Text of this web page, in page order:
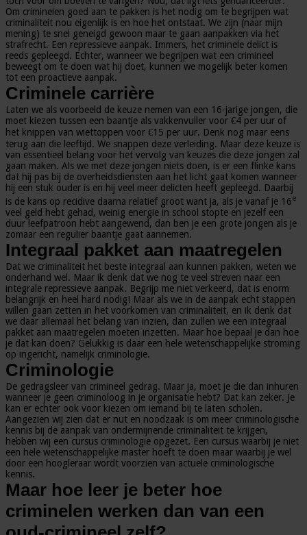
Om criminelen goed aan te pakken is het nodig om te begrijpen wat
criminaliteit nou eigenlijk is en hoe het ontstaat. We zijn (naar mijn
mening) te snel geneigd gewoon maar te gaan aanpakken via het
strafrecht. Een repressieve aanpak. Immers, het criminele delict is
reeds gepleegd. Echter, wanneer we begrijpen wat een crimineel
beweegt om te doen wat hij doet, kunnen we mogelijk beter komen
tot een proactieve aanpak.
Criminele carrière
Laten we als voorbeeld de keuze nemen van een 16-jarige jongen, die
moet kiezen tussen een baantje als vakkenvuller voor €4 per uur of
het knippen van wiettoppen voor €15 per uur. Denk nog maar eens
terug aan die leeftijd. We snappen deze verleiding. Maar deze keuze is
van essentieel belang voor het vervolg van keuzes die deze jongen zal
gaan maken. Als we met deze jongen niets doen, is er een flinke kans
dat hij pas bij de overheidsdiensten aan het licht gaat komen wanneer
hij een stuk ouder is en hij veel meer delicten heeft gepleegd. Daarbij
is de kans op recidive daarna relatief groot want ja, als je vanaf je 16e
veel geld hebt gehad, weinig energie in school stopte en jezelf een
duur leefpatroon hebt aangewend, dan ben je een grote jongen als je
zomaar een regulier baantje gaat aannemen.
Integraal pakket aan maatregelen
Dat we criminaliteit het beste integraal aan kunnen pakken, weten we
onderhand wel. Maar ik denk dat we nog te veel streven naar een
integrale repressieve aanpak. Begrijp me niet verkeerd, dat is enorm
belangrijk en heel hard nodig! Maar als we in de aanpak echt stappen
willen gaan zetten in het voorkomen van criminaliteit, en ik denk dat
we daar allemaal het belang van inzien, dan zullen we een integraal
pakket aan maatregelen moeten inzetten. Maar hoe bepaal je dan hoe
je dat kan doen? Gelukkig is daar een hele wetenschappelijke stroming
op ingericht, namelijk criminologie.
Criminologie
De gedragsleer van crimineel gedrag. Maar ja, moet je die dan inhuren
wanneer je geen criminoloog in je organisatie hebt? Dat kan zeker. Je
kan er echter ook voor kiezen om iemand bij te laten scholen.
Aangezien wij zien dat er nut en noodzaak is om meer criminologische
kennis bij de aanpak van ondermijnende criminaliteit te krijgen,
hebben wij een cursus criminologie opgezet. Een cursus waarbij je niet
een hele wetenschappelijke master hoeft te doen maar waarbij je wel
door een hoogleraar wordt voorzien van actuele criminologische
kennis.
Maar hoe leer je beter hoe
criminelen werken dan van een